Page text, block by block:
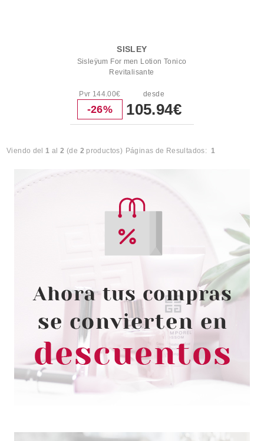
SISLEY
Sisleÿum For men Lotion Tonico
Revitalisante
Pvr 144.00€
-26%
desde
105.94€
Viendo del1 al2 (de 2 productos) Páginas de Resultados: 1